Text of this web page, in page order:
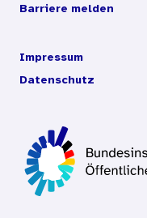
Barriere melden
Impressum
Datenschutz